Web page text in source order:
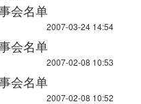
会名单
2007-03-24 14:54
会名单
2007-02-08 10:53
会名单
2007-02-08 10:52